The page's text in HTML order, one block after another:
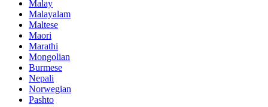
Malay
Malayalam
Maltese
Maori
Marathi
Mongolian
Burmese
Nepali
Norwegian
Pashto